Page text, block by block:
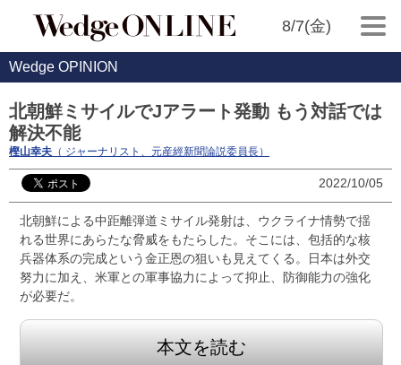
8/7(金)
Wedge OPINION
北朝鮮ミサイルでJアラート発動 もう対話では
解決不能
樫山幸夫 （ ジャーナリスト、元産經新聞論説委員長）
2022/10/05
北朝鮮による中距離弾道ミサイル発射は、ウクライナ情勢で揺
れる世界にあらたな脅威をもたらした。そこには、包括的な核
兵器体系の完成という金正恩の狙いも見えてくる。日本は外交
努力に加え、米軍との軍事協力によって抑止、防御能力の強化
が必要だ。
本文を読む